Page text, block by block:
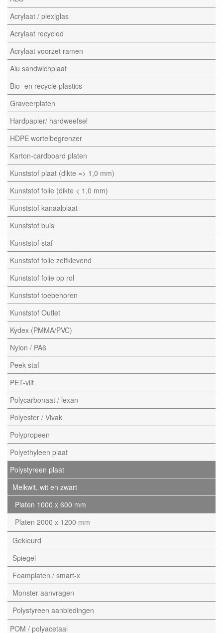
Acrylaat / plexiglas
Acrylaat recycled
Acrylaat voorzet ramen
Alu sandwichplaat
Bio- en recycle plastics
Graveerplaten
Hardpapier/ hardweefsel
HDPE wortelbegrenzer
Karton-cardboard platen
Kunststof plaat (dikte => 1,0 mm)
Kunststof folie (dikte < 1,0 mm)
Kunststof kanaalplaat
Kunststof buis
Kunststof staf
Kunststof folie zelfklevend
Kunststof folie op rol
Kunststof toebehoren
Kunststof Outlet
Kydex (PMMA/PVC)
Nylon / PA6
Peek staf
PET-vilt
Polycarbonaat / lexan
Polyester / Vivak
Polypropeen
Polyethyleen plaat
Polystyreen plaat
Melkwit, wit en zwart
Platen 1000 x 600 mm
Platen 2000 x 1200 mm
Gekleurd
Spiegel
Foamplaten / smart-x
Monster aanvragen
Polystyreen aanbiedingen
POM / polyacetaal